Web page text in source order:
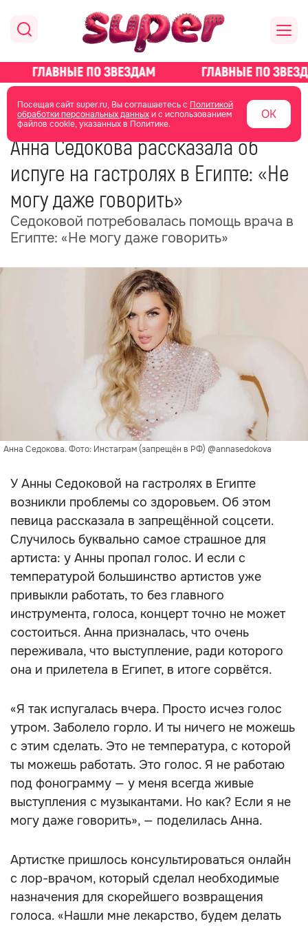
Посещая сайт super.ru, Вы соглашаетесь с Политикой
обработки персональных данныхи с использованием
файлов cookie, указанных в Политике.
ОК
главная новости о звездах новости
23 июня 2025 08:04
Анна Седокова рассказала об
испуге на гастролях в Египте: «Не
могу даже говорить»
Седоковой потребовалась помощь врача в
Египте: «Не могу даже говорить»
Анна Седокова. Фото: Инстаграм (запрещён в РФ) @annasedokova
У Анны Седоковой на гастролях в Египте
возникли проблемы со здоровьем. Об этом
певица рассказала в запрещённой соцсети.
Случилось буквально самое страшное для
артиста: у Анны пропал голос. И если с
температурой большинство артистов уже
привыкли работать, то без главного
инструмента, голоса, концерт точно не может
состоиться. Анна призналась, что очень
переживала, что выступление, ради которого
она и прилетела в Египет, в итоге сорвётся.
«Я так испугалась вчера. Просто исчез голос
утром. Заболело горло. И ты ничего не можешь
с этим сделать. Это не температура, с которой
ты можешь работать. Это голос. Я не работаю
под фонограмму — у меня всегда живые
выступления с музыкантами. Но как? Если я не
могу даже говорить», — поделилась Анна.
Артистке пришлось консультироваться онлайн
с лор-врачом, который сделал необходимые
назначения для скорейшего возвращения
голоса. «Нашли мне лекарство, будем делать